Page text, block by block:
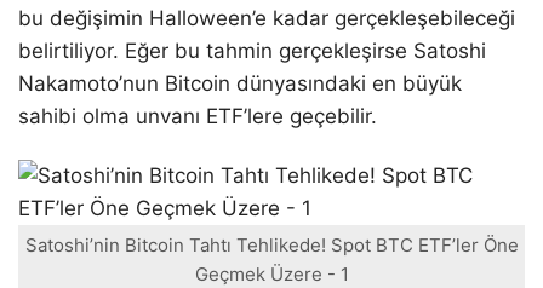
bu değişimin Halloween’e kadar gerçekleşebileceği
belirtiliyor. Eğer bu tahmin gerçekleşirse Satoshi
Nakamoto’nun Bitcoin dünyasındaki en büyük
sahibi olma unvanı ETF’lere geçebilir.
Satoshi’nin Bitcoin Tahtı Tehlikede! Spot BTC ETF’ler Öne
Geçmek Üzere - 1